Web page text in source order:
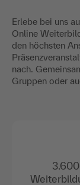
Erlebe bei uns
Online
den höchsten
nach.
Gruppen oder